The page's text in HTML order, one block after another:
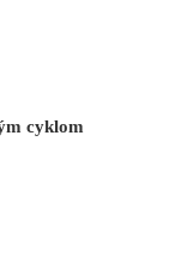
cyklom